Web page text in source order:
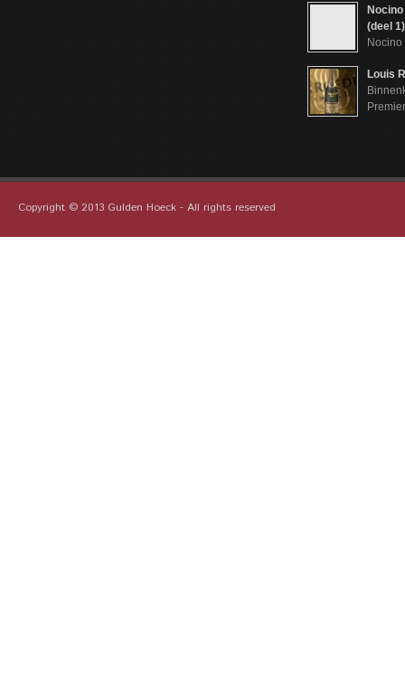
(deel 1)
Louis
Premier
Copyright © 2013 Gulden Hoeck - All rights reserved